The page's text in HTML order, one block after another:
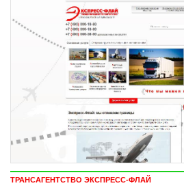
ТРАНСАГЕНТСТВО ЭКСПРЕСС-ФЛАЙ